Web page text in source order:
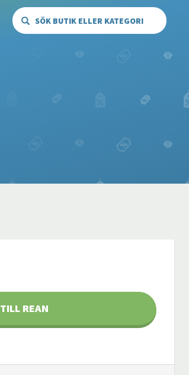
SÖK BUTIK ELLER KATEGORI
TILL REAN